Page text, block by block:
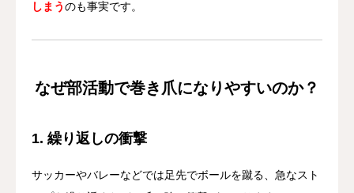
しまうのも事実です。
なぜ部活動で巻き爪になりやすいのか？
1. 繰り返しの衝撃
サッカーやバレーなどでは足先でボールを蹴る、急なスト